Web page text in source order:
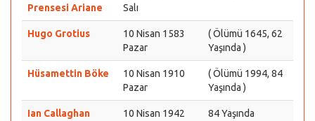
Prensesi Ariane
Salı
Hugo Grotius
10 Nisan 1583
Pazar
( Ölümü 1645, 62
Yaşında )
Hüsamettin Böke
10 Nisan 1910
Pazar
( Ölümü 1994, 84
Yaşında )
Ian Callaghan
10 Nisan 1942
84 Yaşında